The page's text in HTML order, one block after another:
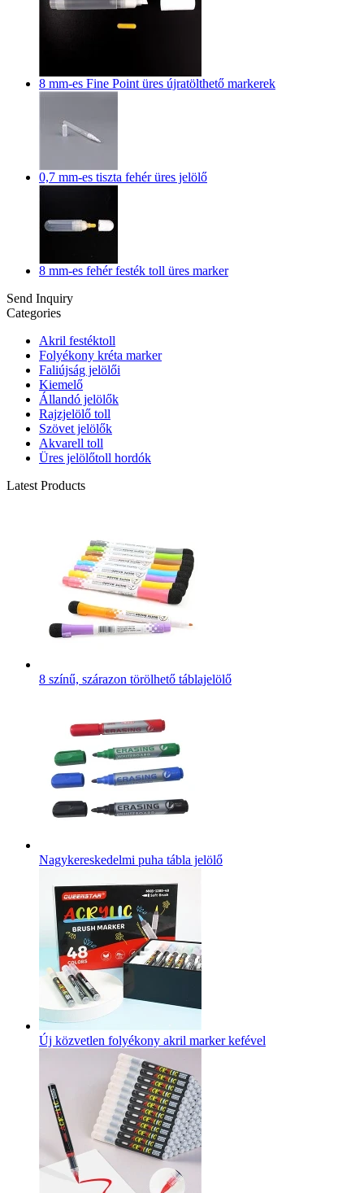
8 mm-es Fine Point üres újratölthető markerek
0,7 mm-es tiszta fehér üres jelölő
8 mm-es fehér festék toll üres marker
Send Inquiry
Categories
Akril festéktoll
Folyékony kréta marker
Faliújság jelölői
Kiemelő
Állandó jelölők
Rajzjelölő toll
Szövet jelölők
Akvarell toll
Üres jelölőtoll hordók
Latest Products
8 színű, szárazon törölhető táblajelölő
Nagykereskedelmi puha tábla jelölő
Új közvetlen folyékony akril marker kefével